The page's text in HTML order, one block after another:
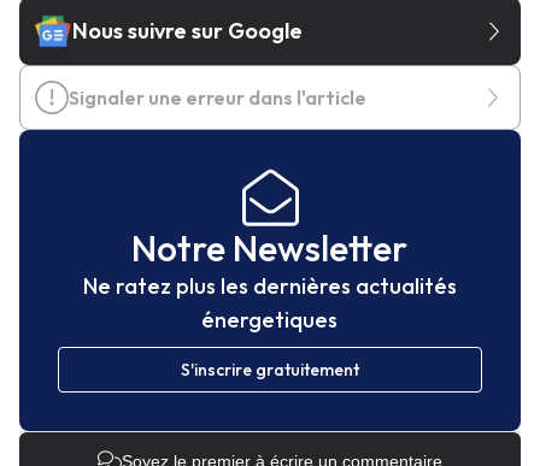
Nous suivre sur Google
Signaler une erreur dans l'article
Notre Newsletter
Ne ratez plus les dernières actualités
énergetiques
S'inscrire gratuitement
Soyez le premier à écrire un commentaire